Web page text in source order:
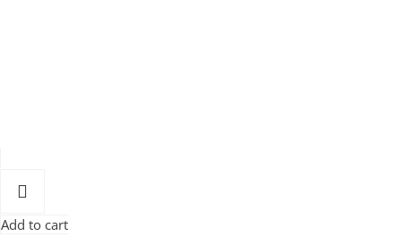
Add to cart